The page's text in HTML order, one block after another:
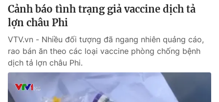
Cảnh báo tình trạng giả vaccine dịch tả
lợn châu Phi
VTV.vn - Nhiều đối tượng đã ngang nhiên quảng cáo,
rao bán ăn theo các loại vaccine phòng chống bệnh
dịch tả lợn châu Phi.